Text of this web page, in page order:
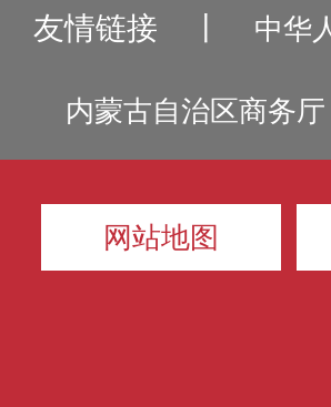
友情链接 中华
内蒙古自治区商务厅
网站地图